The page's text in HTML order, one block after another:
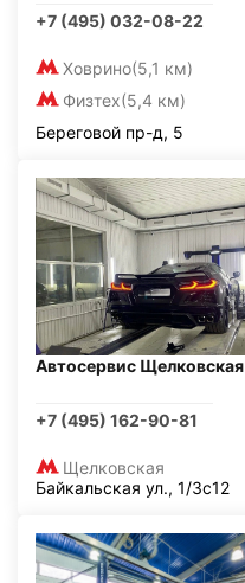
+7 (495) 032-08-22
Ховрино(5,1 км)
Физтех(5,4 км)
Береговой пр-д, 5
Автосервис Щелковская
+7 (495) 162-90-81
Щелковская
Байкальская ул., 1/3с12